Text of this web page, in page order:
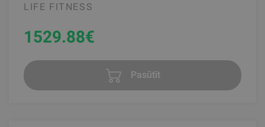
LIFE FITNESS
1529.88€
Pasūtīt